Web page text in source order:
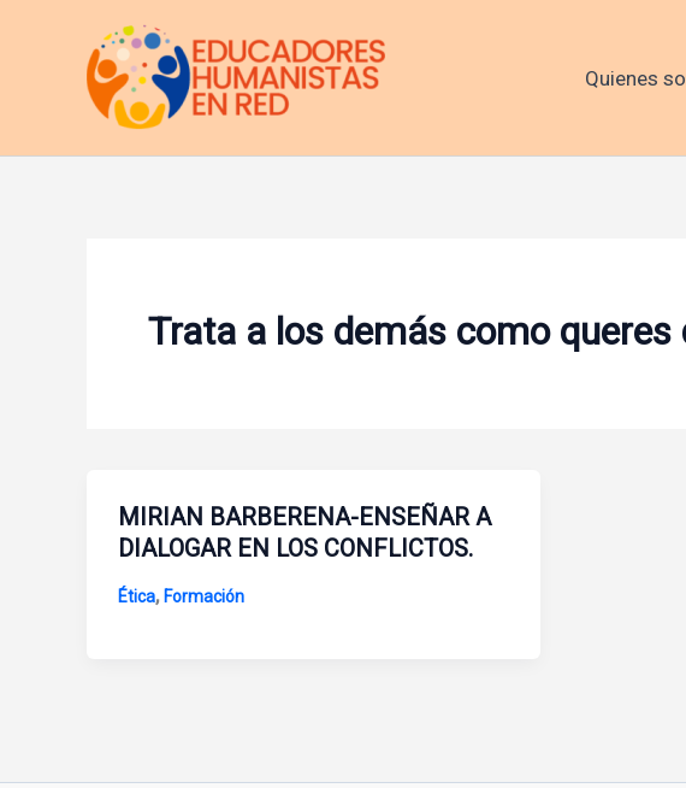
contenido
Quienes
Trata a los demás como queres
MIRIAN BARBERENA-ENSEÑAR A
DIALOGAR EN LOS CONFLICTOS.
Ética,Formación